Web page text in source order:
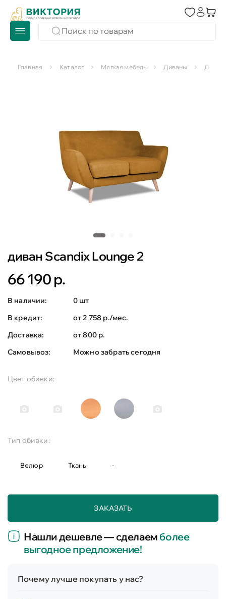
Главная Каталог Мягкая мебель Диваны
диван Scandix Lounge 2
66 190 р.
В наличии:
0 шт
В кредит:
от 2 758 р./мес.
Доставка:
от 800 р.
Самовывоз:
Можно забрать сегодня
Цвет обивки:
Тип обивки:
Велюр Ткань -
ЗАКАЗАТЬ
Нашли дешевле — сделаемболее
выгодное предложение!
Почему лучше покупать у нас?